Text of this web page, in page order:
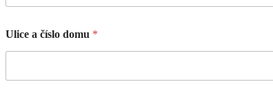
Ulice a číslo domu *